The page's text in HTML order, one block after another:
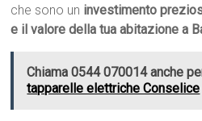
che sono un investimento
e il valore della tua abitazione a
Chiama 0544 070014 anche
tapparelle elettriche Conselice